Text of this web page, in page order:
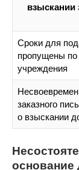
взыскании
Сроки для
пропущены по
учреждения
заказного
о взыскании
основание